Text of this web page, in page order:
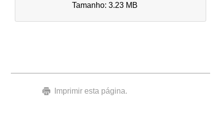
Tamanho: 3.23 MB
Imprimir esta página.